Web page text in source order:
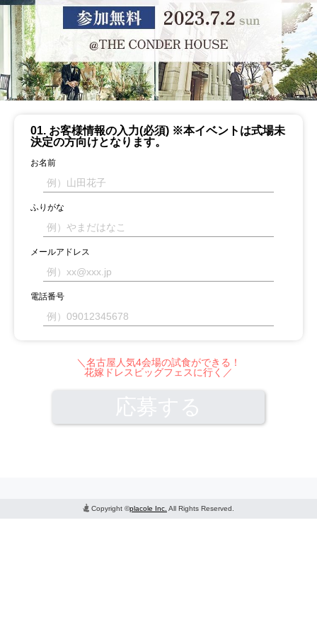
01. お客様情報の入力(必須) ※本イベントは式場未
決定の方向けとなります。
お名前
ふりがな
メールアドレス
電話番号
＼名古屋人気4会場の試食ができる！
花嫁ドレスビッグフェスに行く／
Copyright ©placole Inc. All Rights Reserved.